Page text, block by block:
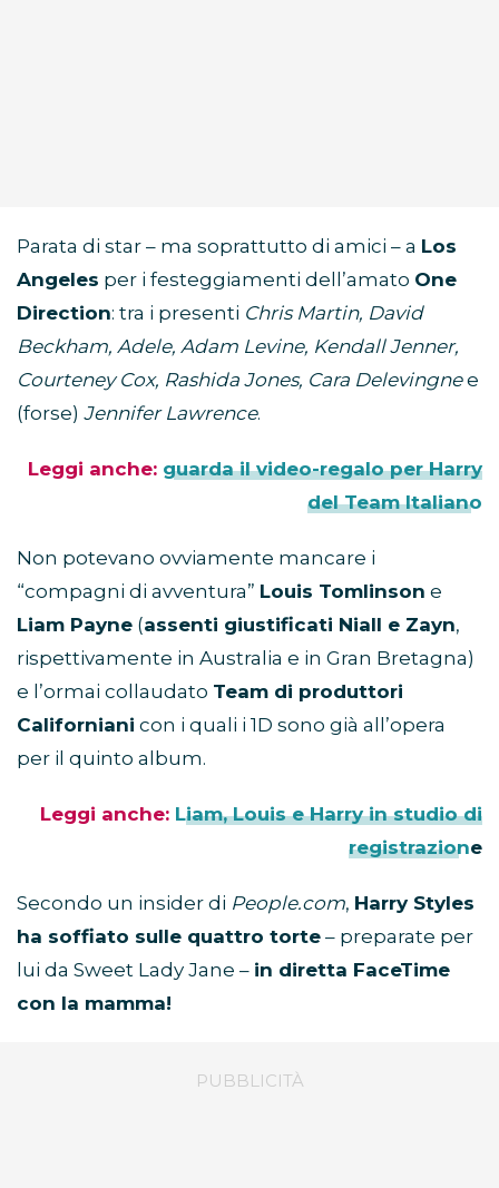
Parata di star – ma soprattutto di amici – a Los
Angeles per i festeggiamenti dell’amato One
Direction: tra i presenti Chris Martin, David
Beckham, Adele, Adam Levine, Kendall Jenner,
Courteney Cox, Rashida Jones, Cara Delevingnee
(forse) Jennifer Lawrence.
Leggi anche: guarda il video-regalo per Harry
del Team Italiano
Non potevano ovviamente mancare i
“compagni di avventura” Louis Tomlinson e
Liam Payne (assenti giustificati Niall e Zayn,
rispettivamente in Australia e in Gran Bretagna)
e l’ormai collaudato Team di produttori
Californiani con i quali i 1D sono già all’opera
per il quinto album.
Leggi anche: Liam, Louis e Harry in studio di
registrazione
Secondo un insider di People.com, Harry Styles
ha soffiato sulle quattro torte – preparate per
lui da Sweet Lady Jane – in diretta FaceTime
con la mamma!